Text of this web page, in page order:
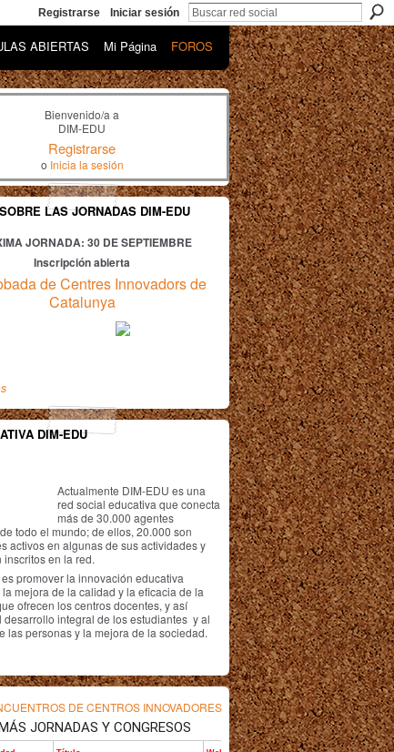
Registrarse Iniciar sesión
ABIERTAS Mi Página FOROS
Bienvenido/a a
DIM-EDU
Registrarse
o Inicia la sesión
LAS JORNADAS DIM-EDU
JORNADA: 30 DE SEPTIEMBRE
Inscripción abierta
de Centres Innovadors de
Catalunya
DIM-EDU
Actualmente DIM-EDU es una
red social educativa que conecta
más de 30.000 agentes
todo el mundo; de ellos, 20.000 son
activos en algunas de sus actividades y
inscritos en la red.
promover la innovación educativa
mejora de la calidad y la eficacia de la
ofrecen los centros docentes, y así
desarrollo integral de los estudiantes y al
las personas y la mejora de la sociedad.
DE CENTROS INNOVADORES